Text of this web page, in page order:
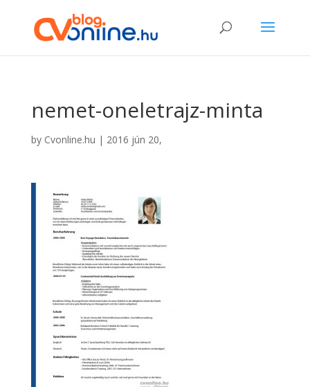
nemet-oneletrajz-minta
by Cvonline.hu | 2016 jún 20,